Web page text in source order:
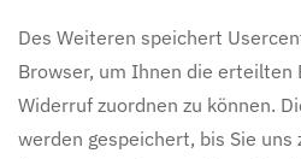
Des Weiteren speichert
Browser, um Ihnen die erteilten
Widerruf zuordnen zu können.
werden gespeichert, bis Sie uns